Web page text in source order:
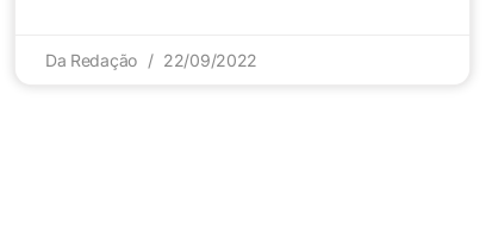
Da Redação 22/09/2022